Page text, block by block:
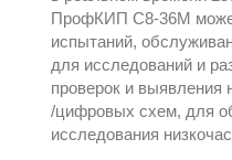
ПрофКИП С8-36М
испытаний,
для исследований и
проверок и выявления
/цифровых схем, для
исследования